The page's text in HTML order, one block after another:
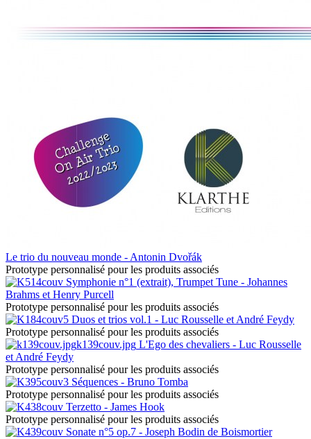
Le trio du nouveau monde - Antonin Dvořák
Prototype personnalisé pour les produits associés
Symphonie n°1 (extrait), Trumpet Tune - Johannes
Brahms et Henry Purcell
Prototype personnalisé pour les produits associés
Duos et trios vol.1 - Luc Rousselle et André Feydy
Prototype personnalisé pour les produits associés
k139couv.jpg L'Ego des chevaliers - Luc Rousselle
et André Feydy
Prototype personnalisé pour les produits associés
Séquences - Bruno Tomba
Prototype personnalisé pour les produits associés
Terzetto - James Hook
Prototype personnalisé pour les produits associés
Sonate n°5 op.7 - Joseph Bodin de Boismortier